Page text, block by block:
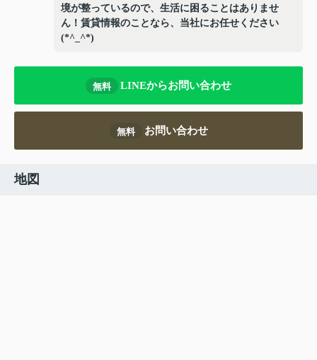
境が整っているので、生活に困ることはありませ
ん！賃貸情報のことなら、当社にお任せください
(*^_^*)
無料 LINEからお問い合わせ
無料 お問い合わせ
地図